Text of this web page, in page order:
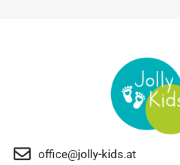
office@jolly-kids.at